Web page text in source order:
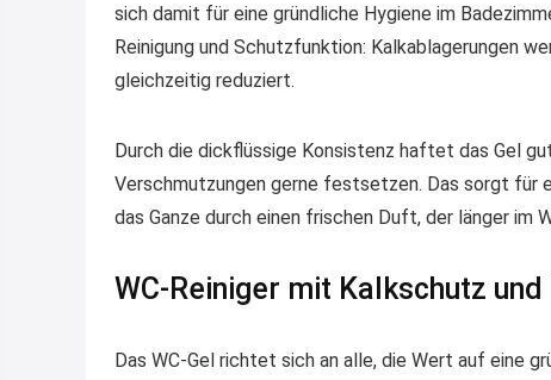
sich damit für eine gründliche Hygiene im
Reinigung und Schutzfunktion: Kalkablagerungen
gleichzeitig reduziert.
Durch die dickflüssige Konsistenz haftet das Gel
Verschmutzungen gerne festsetzen. Das sorgt für
das Ganze durch einen frischen Duft, der länger im
WC-Reiniger mit Kalkschutz
Das WC-Gel richtet sich an alle, die Wert auf eine